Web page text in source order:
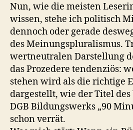
Nun, wie die meisten
wissen, stehe ich politisch
dennoch oder gerade
des Meinungspluralismus.
wertneutralen Darstellung
das Prozedere tendenziös:
stehen wird als die richtige
dargestellt, wie der Titel des
DGB Bildungswerks „90
schon verrät.